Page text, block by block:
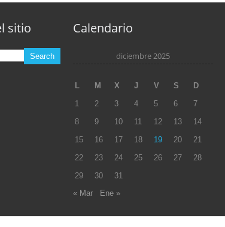
sitio Calendario
diciembre 2025
L M X J V S
D
1
2 3 4 5 6
7
8
9 10 11 12 13
14
15
16 17 18 19 20
21
22
23 24 25 26 27
28
29
30
31
« Mar
Ene »